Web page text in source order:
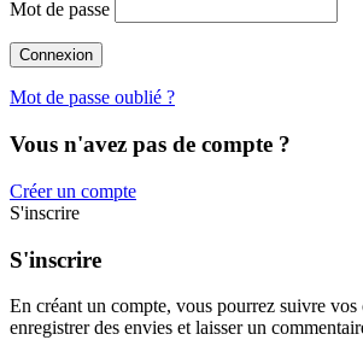
Mot de passe
Mot de passe oublié ?
Vous n'avez pas de compte ?
Créer un compte
S'inscrire
S'inscrire
En créant un compte, vous pourrez suivre vos
enregistrer des envies et laisser un